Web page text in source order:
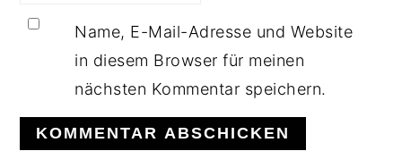
Name, E-Mail-Adresse und Website
in diesem Browser für meinen
nächsten Kommentar speichern.